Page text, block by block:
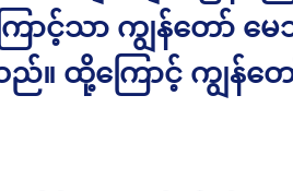
ောင့်သာ ကျွန်တော်
သည်။ ထို့ကြောင့် ကျွန်